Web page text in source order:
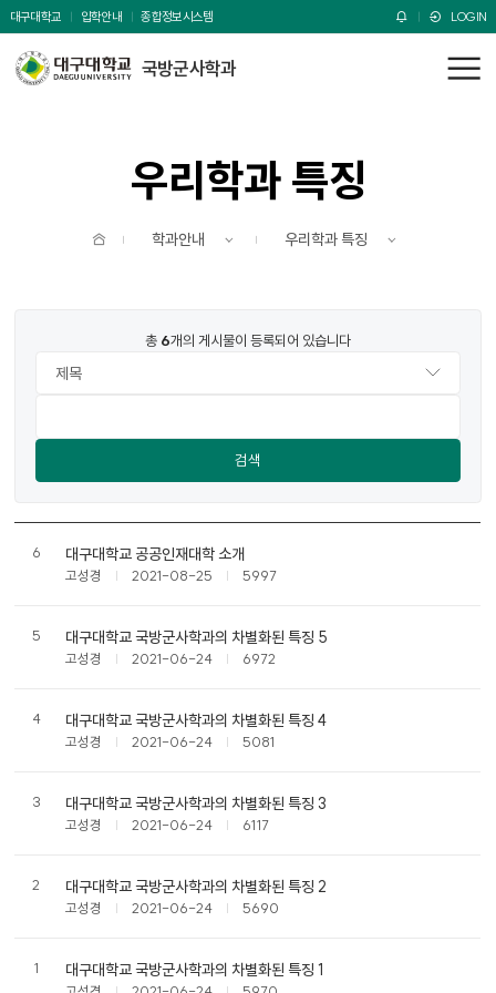
본문 바로가기
주메뉴 바로가기
대구대학교 입학안내 종합정보시스템 LOGIN
국방군사학과
전
우리학과 특징
학과안내 우리학과 특징
총 6개의 게시물이 등록되어 있습니다
검색
6 대구대학교 공공인재대학 소개
고성경 2021-08-25 5997
5 대구대학교 국방군사학과의 차별화된 특징 5
고성경 2021-06-24 6972
4 대구대학교 국방군사학과의 차별화된 특징 4
고성경 2021-06-24 5081
3 대구대학교 국방군사학과의 차별화된 특징 3
고성경 2021-06-24 6117
2 대구대학교 국방군사학과의 차별화된 특징 2
고성경 2021-06-24 5690
1 대구대학교 국방군사학과의 차별화된 특징 1